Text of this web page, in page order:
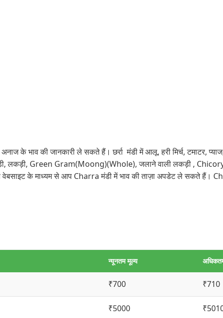
के भाव की जानकारी ले सकते हैं। छर्रा मंडी में आलू, हरी मिर्च, टमाटर,
लकड़ी, Green Gram(Moong)(Whole), जलाने वाली लकड़ी ,
के माध्यम से आप Charra मंडी में भाव की ताज़ा अपडेट ले सकते हैं।
न्यूनतम मूल्य
₹700 ₹710
₹5000